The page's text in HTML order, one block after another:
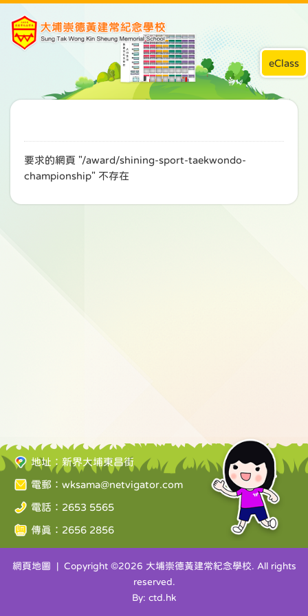
eClass
要求的網頁 "/award/shining-sport-taekwondo-
championship" 不存在
地址：新界大埔東昌街
電郵： wksama@netvigator.com
電話：2653 5565
傳真：2656 2856
網頁地圖 | Copyright ©2026 大埔崇德黃建常紀念學校. All rights
reserved.
By: ctd.hk